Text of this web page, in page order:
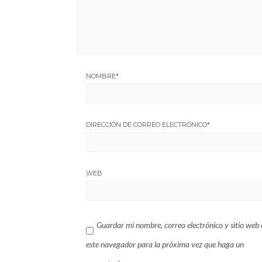
NOMBRE*
DIRECCIÓN DE CORREO ELECTRÓNICO*
WEB
Guardar mi nombre, correo electrónico y sitio web
este navegador para la próxima vez que haga un